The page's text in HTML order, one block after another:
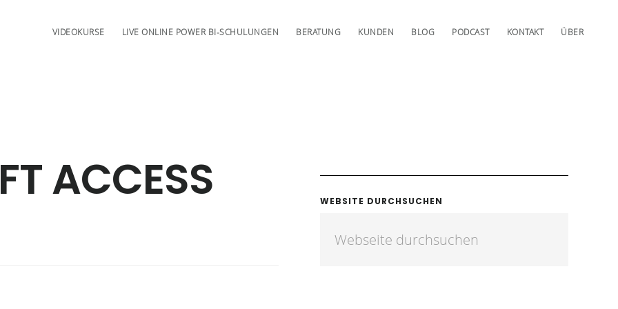
VIDEOKURSE LIVE ONLINE POWER BI-SCHULUNGEN BERATUNG KUNDEN BLOG PODCAST KONTAKT ÜBER
ACCESS WEBSITE DURCHSUCHEN